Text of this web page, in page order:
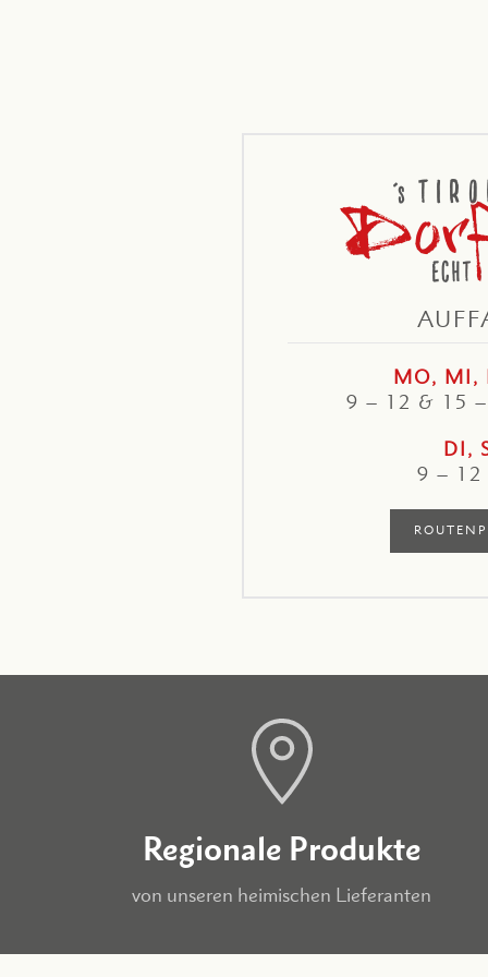
MO, MI,
9 – 12 & 15
DI,
9 – 12
Regionale Produkte
von unseren heimischen Lieferanten